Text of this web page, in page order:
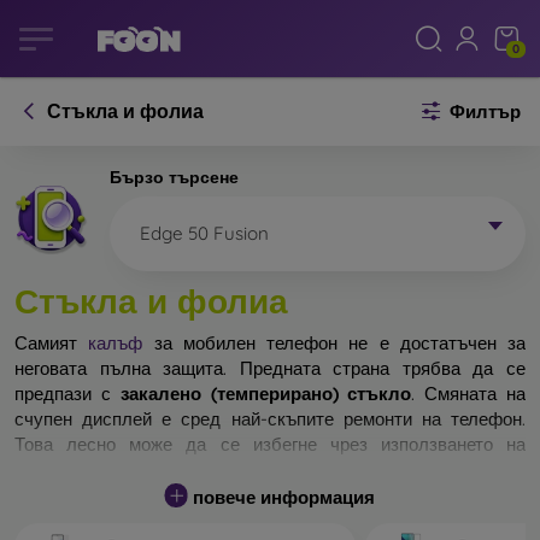
0
Стъкла и фолиа Филтър
Бързо търсене
Edge 50 Fusion
Стъкла и фолиа
Самият калъф за мобилен телефон не е достатъчен за
неговата пълна защита. Предната страна трябва да се
предпази с закалено (темперирано) стъкло. Смяната на
счупен дисплей е сред най-скъпите ремонти на телефон.
Това лесно може да се избегне чрез използването на
Неразбиваемо стъкло за телефон не съществува, но при
повече информация